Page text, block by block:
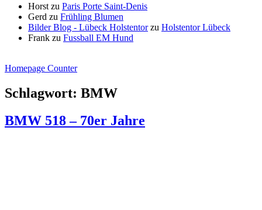
Horst zu Paris Porte Saint-Denis
Gerd zu Frühling Blumen
Bilder Blog - Lübeck Holstentorzu Holstentor Lübeck
Frank zu Fussball EM Hund
Homepage Counter
Schlagwort: BMW
BMW 518 – 70er Jahre